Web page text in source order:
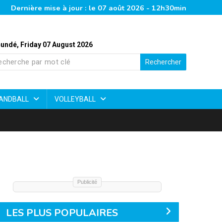
Dernière mise à jour : le 07 août 2026 - 12h30min
Friday 07 August 2026
Rechercher
VOLLEYBALL
Publicité
LES PLUS POPULAIRES